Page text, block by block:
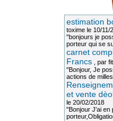
estimation
toximele 10/11/
"bonjours je
porteur qui se
carnet
Francs, par
"Bonjour, Je
actions de
et vente
le 20/02/2018
"Bonjour J'ai en